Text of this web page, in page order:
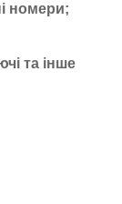
номери;
та інше